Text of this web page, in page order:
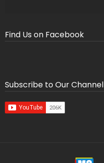
Find Us on Facebook
Subscribe to Our Channel